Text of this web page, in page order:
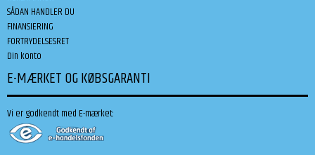
SÅDAN HANDLER DU
FINANSIERING
FORTRYDELSESRET
Din konto
E-MÆRKET OG KØBSGARANTI
Vi er godkendt med E-mærket: